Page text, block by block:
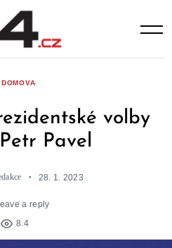
DOMOVA
volby
Pavel
28. 1. 2023
a reply
8.4